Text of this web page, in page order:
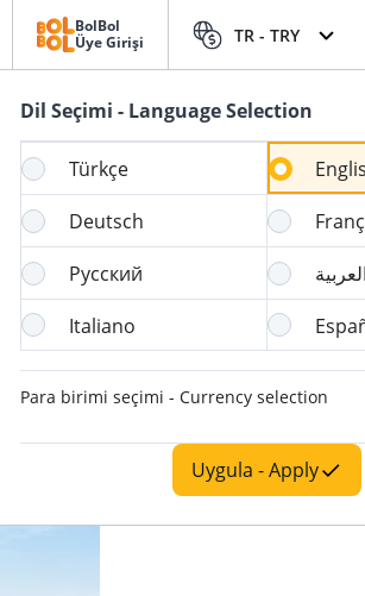
BolBol
Üye Girişi
TR - TRY
Dil Seçimi - Language Selection
Türkçe
Deutsch
Русский
Italiano
Para birimi seçimi - Currency selection
Uygula - Apply
de başkenti. Ayrıca
geniş bir turist
nehirler, doğal
Kazan’ın cazibesini